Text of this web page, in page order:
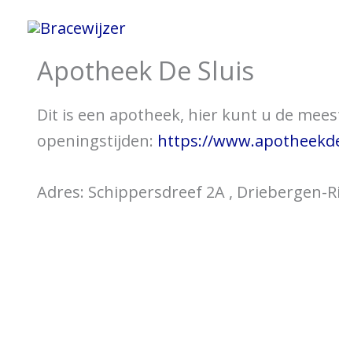
naar
Apotheek De Sluis
Dit is een apotheek, hier kunt u de
openingstijden: https://
Adres: Schippersdreef 2A , Driebergen-